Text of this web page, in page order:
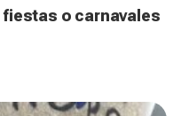
o carnavales